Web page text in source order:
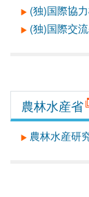
(独)国際協
(独)国際交
農林水産省
農林水産研